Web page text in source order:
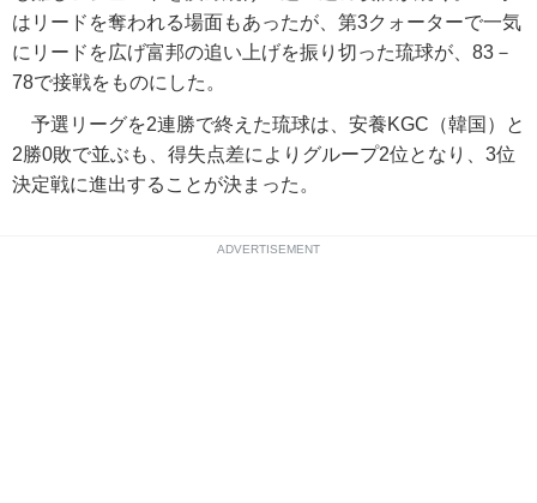
はリードを奪われる場面もあったが、第3クォーターで一気
にリードを広げ富邦の追い上げを振り切った琉球が、83－
78で接戦をものにした。
予選リーグを2連勝で終えた琉球は、安養KGC（韓国）と
2勝0敗で並ぶも、得失点差によりグループ2位となり、3位
決定戦に進出することが決まった。
ADVERTISEMENT